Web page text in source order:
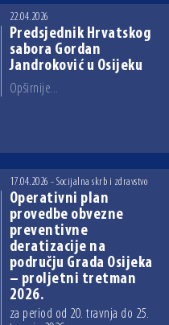
22.04.2026
Predsjednik Hrvatskog
sabora Gordan
Jandroković u Osijeku
Opširnije...
17.04.2026 - Socijalna skrb i zdravstvo
Operativni plan
provedbe obvezne
preventivne
deratizacije na
području Grada Osijeka
– proljetni tretman
2026.
za period od 20. travnja do 25.